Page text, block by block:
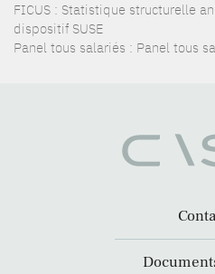
FICUS : Statistique structurelle
dispositif SUSE
Panel tous salariés : Panel tous